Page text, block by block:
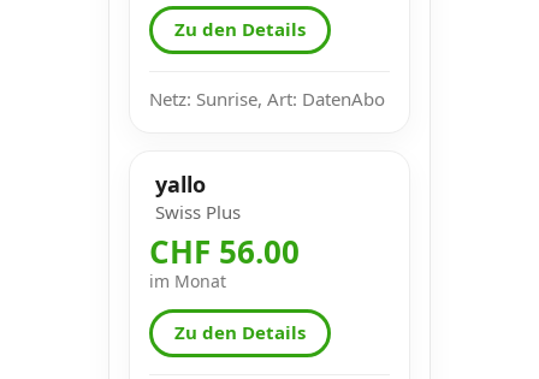
Zu den Details
Netz: Sunrise, Art: DatenAbo
yallo
Swiss Plus
CHF 56.00
im Monat
Zu den Details